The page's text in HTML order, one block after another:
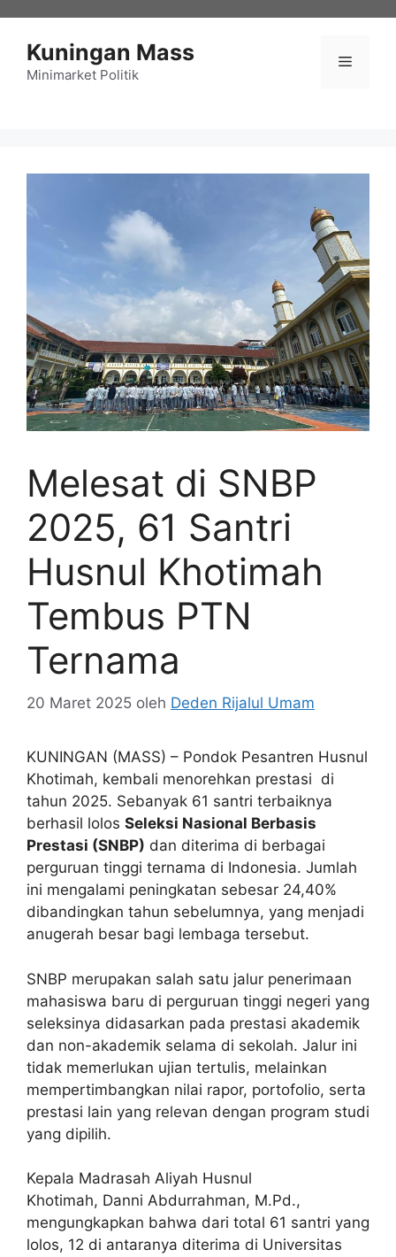
Kuningan Mass
Minimarket Politik
Menu
Melesat di SNBP
2025, 61 Santri
Husnul Khotimah
Tembus PTN
Ternama
20 Maret 2025 oleh Deden Rijalul Umam
KUNINGAN (MASS) – Pondok Pesantren Husnul
Khotimah, kembali menorehkan prestasi di
tahun 2025. Sebanyak 61 santri terbaiknya
berhasil lolos Seleksi Nasional Berbasis
Prestasi (SNBP) dan diterima di berbagai
perguruan tinggi ternama di Indonesia. Jumlah
ini mengalami peningkatan sebesar 24,40%
dibandingkan tahun sebelumnya, yang menjadi
anugerah besar bagi lembaga tersebut.
SNBP merupakan salah satu jalur penerimaan
mahasiswa baru di perguruan tinggi negeri yang
seleksinya didasarkan pada prestasi akademik
dan non-akademik selama di sekolah. Jalur ini
tidak memerlukan ujian tertulis, melainkan
mempertimbangkan nilai rapor, portofolio, serta
prestasi lain yang relevan dengan program studi
yang dipilih.
Kepala Madrasah Aliyah Husnul
Khotimah, Danni Abdurrahman, M.Pd.,
mengungkapkan bahwa dari total 61 santri yang
lolos, 12 di antaranya diterima di Universitas